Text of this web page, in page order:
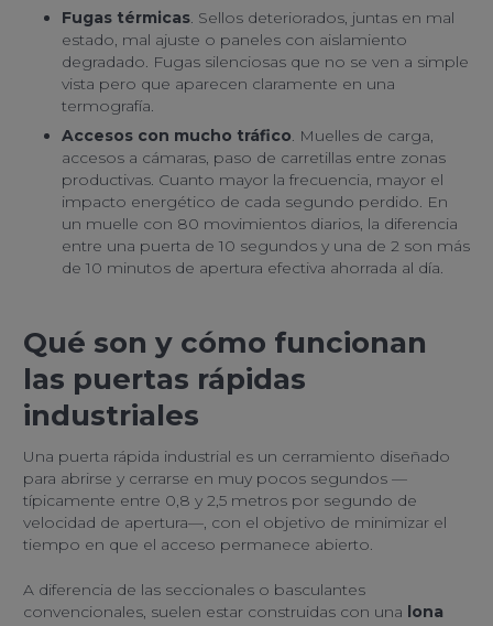
Fugas térmicas. Sellos deteriorados, juntas en mal
estado, mal ajuste o paneles con aislamiento
degradado. Fugas silenciosas que no se ven a simple
vista pero que aparecen claramente en una
termografía.
Accesos con mucho tráfico. Muelles de carga,
accesos a cámaras, paso de carretillas entre zonas
productivas. Cuanto mayor la frecuencia, mayor el
impacto energético de cada segundo perdido. En
un muelle con 80 movimientos diarios, la diferencia
entre una puerta de 10 segundos y una de 2 son más
de 10 minutos de apertura efectiva ahorrada al día.
Qué son y cómo funcionan
las puertas rápidas
industriales
Una puerta rápida industrial es un cerramiento diseñado
para abrirse y cerrarse en muy pocos segundos —
típicamente entre 0,8 y 2,5 metros por segundo de
velocidad de apertura—, con el objetivo de minimizar el
tiempo en que el acceso permanece abierto.
A diferencia de las seccionales o basculantes
convencionales, suelen estar construidas con una lona